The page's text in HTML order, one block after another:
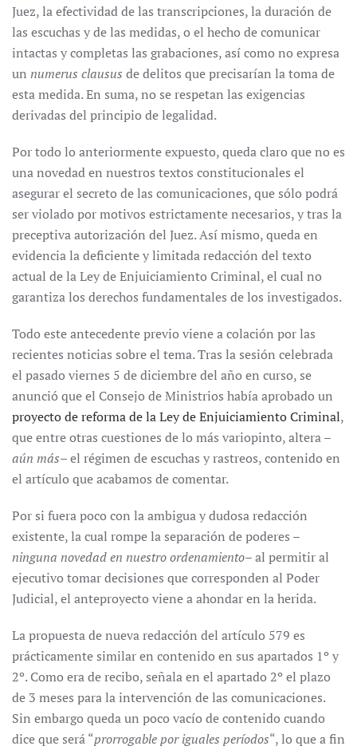
Juez, la efectividad de las transcripciones, la duración de
las escuchas y de las medidas, o el hecho de comunicar
intactas y completas las grabaciones, así como no expresa
un numerus clausus de delitos que precisarían la toma de
esta medida. En suma, no se respetan las exigencias
derivadas del principio de legalidad.
Por todo lo anteriormente expuesto, queda claro que no es
una novedad en nuestros textos constitucionales el
asegurar el secreto de las comunicaciones, que sólo podrá
ser violado por motivos estrictamente necesarios, y tras la
preceptiva autorización del Juez. Así mismo, queda en
evidencia la deficiente y limitada redacción del texto
actual de la Ley de Enjuiciamiento Criminal, el cual no
garantiza los derechos fundamentales de los investigados.
Todo este antecedente previo viene a colación por las
recientes noticias sobre el tema. Tras la sesión celebrada
el pasado viernes 5 de diciembre del año en curso, se
anunció que el Consejo de Ministrios había aprobado un
proyecto de reforma de la Ley de Enjuiciamiento Criminal,
que entre otras cuestiones de lo más variopinto, altera –
aún más– el régimen de escuchas y rastreos, contenido en
el artículo que acabamos de comentar.
Por si fuera poco con la ambigua y dudosa redacción
existente, la cual rompe la separación de poderes –
ninguna novedad en nuestro ordenamiento– al permitir al
ejecutivo tomar decisiones que corresponden al Poder
Judicial, el anteproyecto viene a ahondar en la herida.
La propuesta de nueva redacción del artículo 579 es
prácticamente similar en contenido en sus apartados 1º y
2º. Como era de recibo, señala en el apartado 2º el plazo
de 3 meses para la intervención de las comunicaciones.
Sin embargo queda un poco vacío de contenido cuando
dice que será “prorrogable por iguales períodos“, lo que a fin